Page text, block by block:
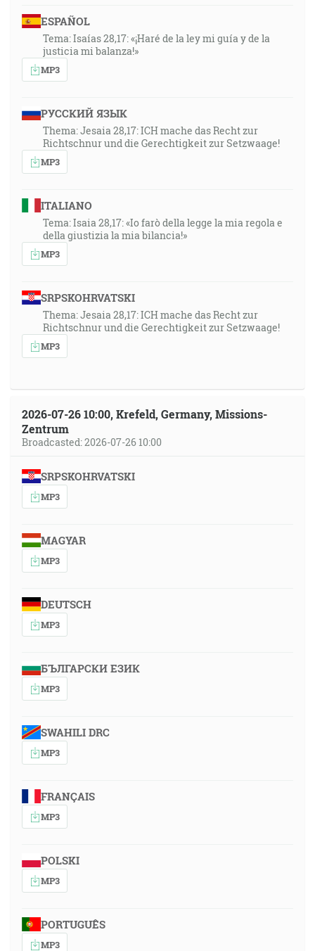
ESPAÑOL
Tema: Isaías 28,17: «¡Haré de la ley mi guía y de la
justicia mi balanza!»
MP3
РУССКИЙ ЯЗЫК
Thema: Jesaia 28,17: ICH mache das Recht zur
Richtschnur und die Gerechtigkeit zur Setzwaage!
MP3
ITALIANO
Tema: Isaia 28,17: «Io farò della legge la mia regola e
della giustizia la mia bilancia!»
MP3
SRPSKOHRVATSKI
Thema: Jesaia 28,17: ICH mache das Recht zur
Richtschnur und die Gerechtigkeit zur Setzwaage!
MP3
2026-07-26 10:00, Krefeld, Germany, Missions-
Zentrum
Broadcasted: 2026-07-26 10:00
SRPSKOHRVATSKI
MP3
MAGYAR
MP3
DEUTSCH
MP3
БЪЛГАРСКИ ЕЗИК
MP3
SWAHILI DRC
MP3
FRANÇAIS
MP3
POLSKI
MP3
PORTUGUÊS
MP3